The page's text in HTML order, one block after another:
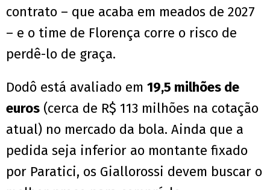
contrato – que acaba em meados de 2027
– e o time de Florença corre o risco de
perdê-lo de graça.
Dodô está avaliado em 19,5 milhões de
euros (cerca de R$ 113 milhões na cotação
atual) no mercado da bola. Ainda que a
pedida seja inferior ao montante fixado
por Paratici, os Giallorossi devem buscar o